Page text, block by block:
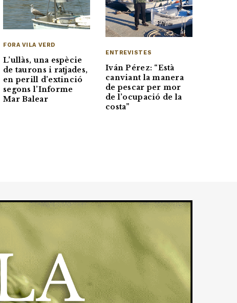
FORA VILA VERD
L’ullàs, una espècie
de taurons i ratjades,
en perill d’extinció
segons l’Informe
Mar Balear
ENTREVISTES
Iván Pérez: “Està
canviant la manera
de pescar per mor
de l’ocupació de la
costa”